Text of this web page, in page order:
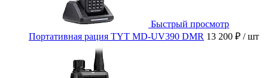
Быстрый просмотр
Портативная рация TYT MD-UV390 DMR 13 200 ₽ / шт